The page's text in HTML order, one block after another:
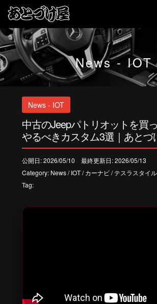
News - IOT
News - IOT
中古のJeepパトリオットを買
やるべきカスタム3選｜あとづ
公開日: 2026/05/10 最終更新日: 2026/05/13
Category: News/IOT/カーナビ/テスラスタイル
Tag: